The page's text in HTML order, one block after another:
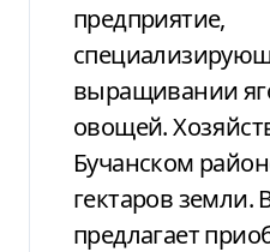
предприятие,
выращивании
овощей.
Бучанском
гектаров земли.
предлагает